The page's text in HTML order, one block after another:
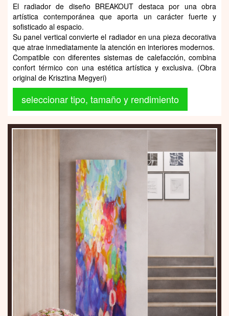
El radiador de diseño BREAKOUT destaca por una obra
artística contemporánea que aporta un carácter fuerte y
sofisticado al espacio.
Su panel vertical convierte el radiador en una pieza decorativa
que atrae inmediatamente la atención en interiores modernos.
Compatible con diferentes sistemas de calefacción, combina
confort térmico con una estética artística y exclusiva. (Obra
original de Krisztina Megyeri)
seleccionar tipo, tamaño y rendimiento